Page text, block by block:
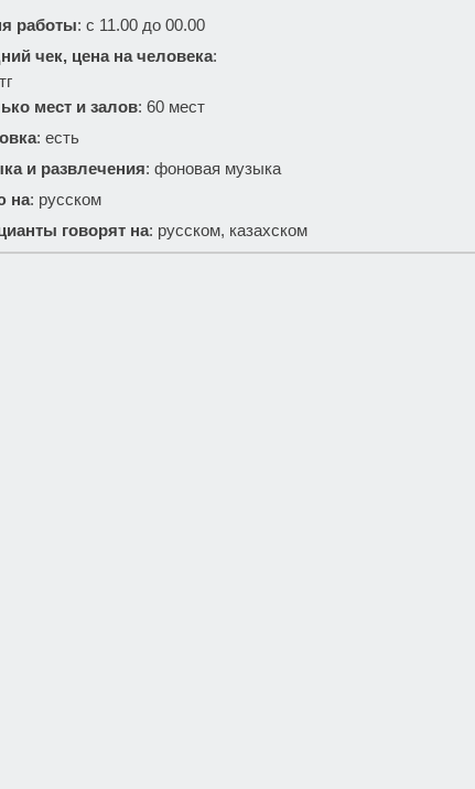
работы: с 11.00 до 00.00
чек, цена на человека:
мест и залов: 60 мест
: есть
и развлечения: фоновая музыка
на: русском
говорят на: русском, казахском